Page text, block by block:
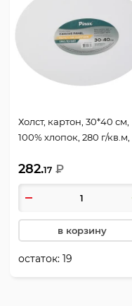
Холст, картон, 30*40 см,
100% хлопок, 280 г/кв.м,
10.OV3040
282.17 ₽
в корзину
остаток:19